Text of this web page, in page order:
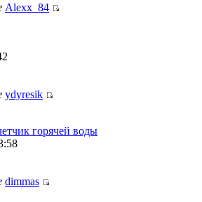
Alexx_84
ydyresik
горячей воды
dimmas